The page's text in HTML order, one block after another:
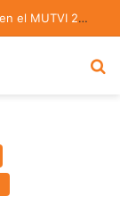
Estudiantes STEM de la UDLAP destacan en el MUTVI 2026